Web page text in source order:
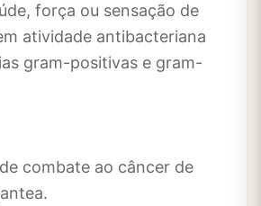
força ou sensação de
atividade antibacteriana
gram-positivas e gram-
combate ao câncer de